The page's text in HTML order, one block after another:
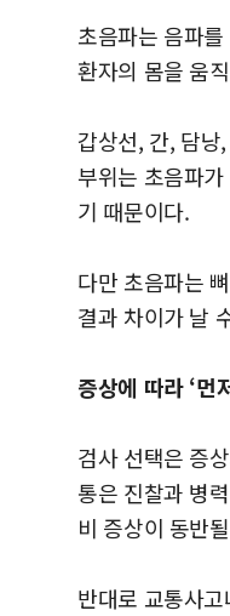
초음파는 음파
환자의 몸을 움
갑상선, 간, 담
부위는 초음파
기 때문이다.
다만 초음파는
결과 차이가 날
증상에 따라 ‘먼
검사 선택은 증
통은 진찰과 병
비 증상이 동반
반대로 교통사